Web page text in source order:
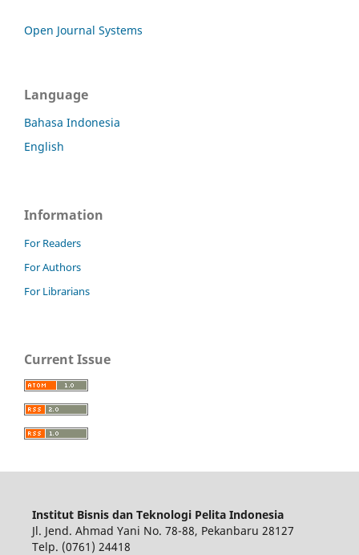
Open Journal Systems
Language
Bahasa Indonesia
English
Information
For Readers
For Authors
For Librarians
Current Issue
Institut Bisnis dan Teknologi Pelita Indonesia
Jl. Jend. Ahmad Yani No. 78-88, Pekanbaru 28127
Telp. (0761) 24418